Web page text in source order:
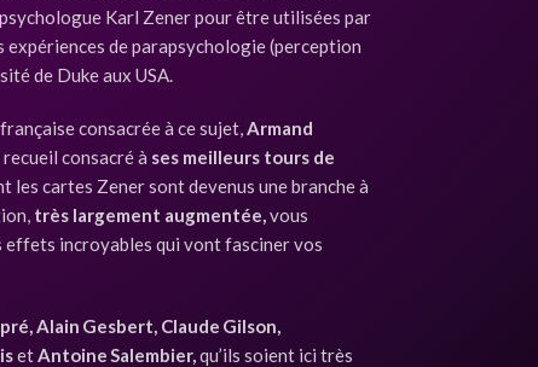
Karl Zener pour être utilisées par
expériences de parapsychologie (perception
de Duke aux USA.
consacrée à ce sujet,Armand
recueil consacré à ses meilleurs tours de
les cartes Zener sont devenus une branche à
très largement augmentée,vous
incroyables qui vont fasciner vos
Alain Gesbert, Claude Gilson,
etAntoine Salembier,qu’ils soient ici très